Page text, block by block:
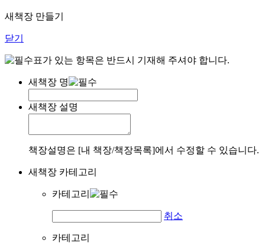
새책장 만들기
닫기
표가 있는 항목은 반드시 기재해 주셔야 합니다.
새책장 명
새책장 설명
책장설명은 [내 책장/책장목록]에서 수정할 수 있습니다.
새책장 카테고리
카테고리
취소
카테고리